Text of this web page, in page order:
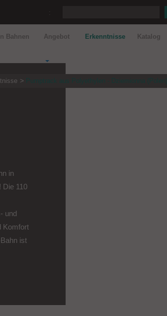
Bahnen Angebot Erkenntnisse Katalog
Pumptrack aus Polyethylen - Dziemionna (Polen)
in
Die 110
und
Komfort
ist